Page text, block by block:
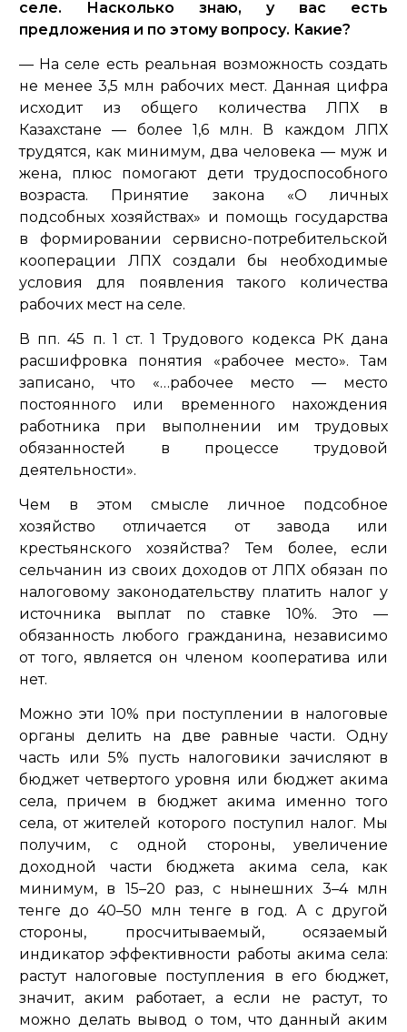
селе. Насколько знаю, у вас есть
предложения и по этому вопросу. Какие?
— На селе есть реальная возможность создать
не менее 3,5 млн рабочих мест. Данная цифра
исходит из общего количества ЛПХ в
Казахстане — более 1,6 млн. В каждом ЛПХ
трудятся, как минимум, два человека — муж и
жена, плюс помогают дети трудоспособного
возраста. Принятие закона «О личных
подсобных хозяйствах» и помощь государства
в формировании сервисно-потребительской
кооперации ЛПХ создали бы необходимые
условия для появления такого количества
рабочих мест на селе.
В пп. 45 п. 1 ст. 1 Трудового кодекса РК дана
расшифровка понятия «рабочее место». Там
записано, что «…рабочее место — место
постоянного или временного нахождения
работника при выполнении им трудовых
обязанностей в процессе трудовой
деятельности».
Чем в этом смысле личное подсобное
хозяйство отличается от завода или
крестьянского хозяйства? Тем более, если
сельчанин из своих доходов от ЛПХ обязан по
налоговому законодательству платить налог у
источника выплат по ставке 10%. Это —
обязанность любого гражданина, независимо
от того, является он членом кооператива или
нет.
Можно эти 10% при поступлении в налоговые
органы делить на две равные части. Одну
часть или 5% пусть налоговики зачисляют в
бюджет четвертого уровня или бюджет акима
села, причем в бюджет акима именно того
села, от жителей которого поступил налог. Мы
получим, с одной стороны, увеличение
доходной части бюджета акима села, как
минимум, в 15–20 раз, с нынешних 3–4 млн
тенге до 40–50 млн тенге в год. А с другой
стороны, просчитываемый, осязаемый
индикатор эффективности работы акима села:
растут налоговые поступления в его бюджет,
значит, аким работает, а если не растут, то
можно делать вывод о том, что данный аким